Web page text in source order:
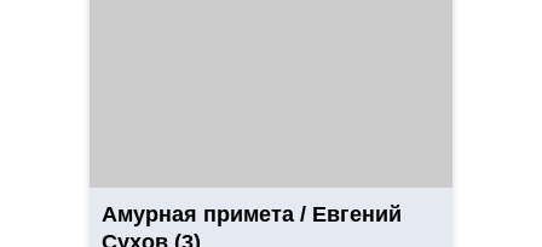
Амурная примета / Евгений
Сухов (3)